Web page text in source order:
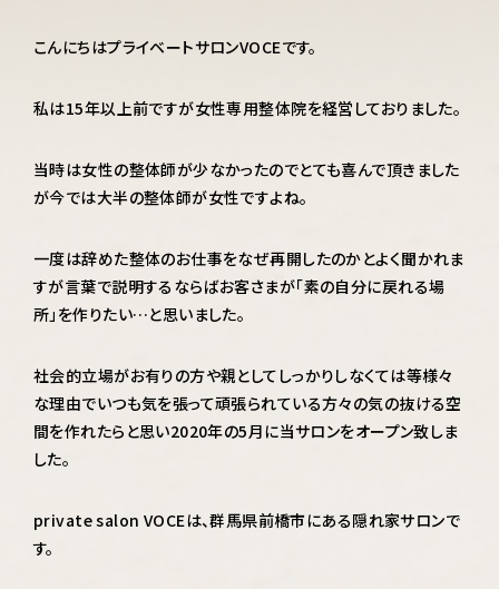
こんにちはプライベートサロンVOCEです。
私は15年以上前ですが女性専用整体院を経営しておりました。
当時は女性の整体師が少なかったのでとても喜んで頂きました
が今では大半の整体師が女性ですよね。
一度は辞めた整体のお仕事をなぜ再開したのかとよく聞かれま
すが言葉で説明するならばお客さまが「素の自分に戻れる場
所」を作りたい…と思いました。
社会的立場がお有りの方や親としてしっかりしなくては等様々
な理由でいつも気を張って頑張られている方々の気の抜ける空
間を作れたらと思い2020年の5月に当サロンをオープン致しま
した。
private salon VOCEは、群馬県前橋市にある隠れ家サロンで
す。
090-1407-0528
営業時間 10:00～22:00（月曜定休）
ご予約はこちら